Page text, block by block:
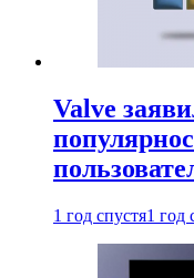
Valve
1 год спустя1 год